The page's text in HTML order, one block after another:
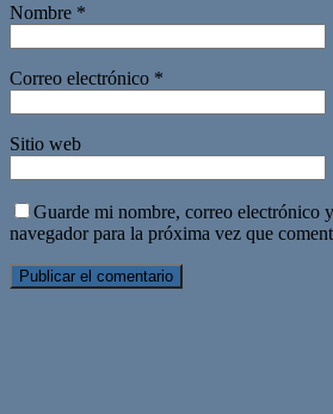
Nombre *
Correo electrónico *
Sitio web
Guarde mi nombre, correo electrónico
navegador para la próxima vez que